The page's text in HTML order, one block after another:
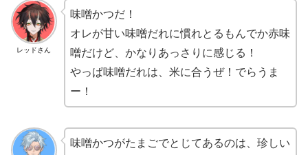
レッドさん
味噌かつだ！
オレが甘い味噌だれに慣れとるもんでか赤味
噌だけど、かなりあっさりに感じる！
やっぱ味噌だれは、米に合うぜ！でらうま
ー！
味噌かつがたまごでとじてあるのは、珍しい